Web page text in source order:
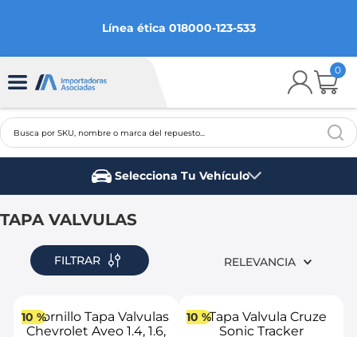
Línea ética 018000-123-533
0
Busca por SKU, nombre o marca del repuesto...
2.
aveo
spark gt
ford fiesta
.
mazda 3
Selecciona Tu Vehículo
TAPA VALVULAS
FILTRAR RELEVANCIA
10 % 10 %